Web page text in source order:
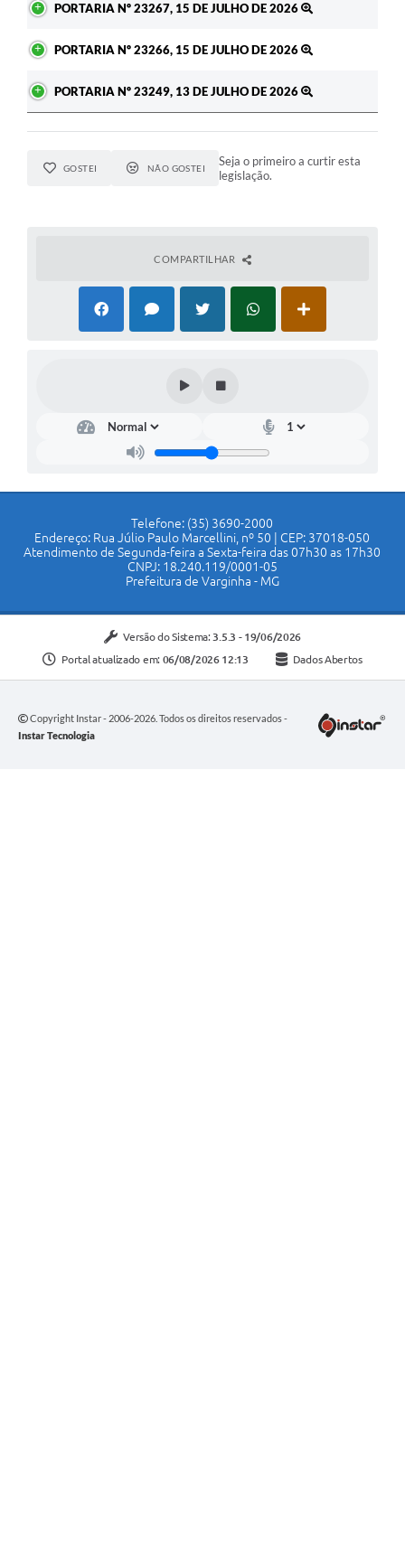
PORTARIA Nº 23267, 15 DE JULHO DE 2026
PORTARIA Nº 23266, 15 DE JULHO DE 2026
PORTARIA Nº 23249, 13 DE JULHO DE 2026
GOSTEI NÃO GOSTEI
Seja o primeiro a curtir esta
legislação.
COMPARTILHAR
Telefone: (35) 3690-2000
Endereço: Rua Júlio Paulo Marcellini, nº 50 | CEP: 37018-050
Atendimento de Segunda-feira a Sexta-feira das 07h30 as 17h30
CNPJ: 18.240.119/0001-05
Prefeitura de Varginha - MG
Versão do Sistema: 3.5.3 - 19/06/2026
Portal atualizado em: 06/08/2026 12:13 Dados Abertos
Copyright Instar - 2006-2026. Todos os direitos reservados -
Instar Tecnologia